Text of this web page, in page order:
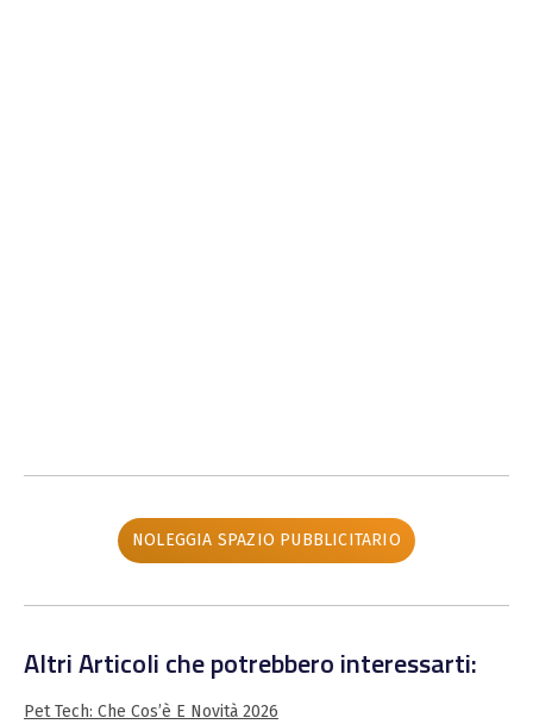
NOLEGGIA SPAZIO PUBBLICITARIO
Altri Articoli che potrebbero interessarti:
Pet Tech: Che Cos’è E Novità 2026